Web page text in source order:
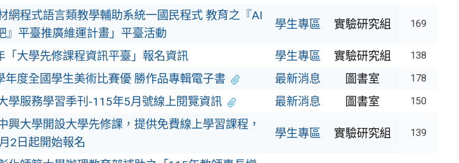
材網程式語言類教學輔助系統一國民程式 教育之『AI
』平臺推廣維運計畫」平臺活動
學生專區 實驗研究組 169
「大學先修課程資訊平臺」報名資訊 學生專區 實驗研究組 138
年度全國學生美術比賽優 勝作品專輯電子書 最新消息 圖書室 178
學服務學習季刊-115年5月號線上閱覽資訊 最新消息 圖書室 150
興大學開設大學先修課，提供免費線上學習課程，
2日起開始報名
學生專區 實驗研究組 139